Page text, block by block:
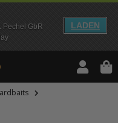
Pechel GbR
LADEN